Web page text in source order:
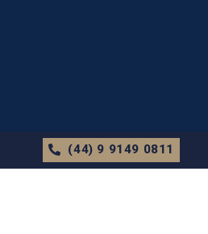
(44) 9 9149 0811